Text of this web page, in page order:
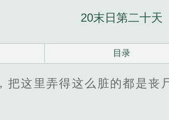
20末日第二十天
目录
把这里弄得这么脏的都是丧